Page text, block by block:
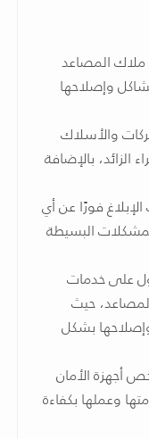
المصاعد
وإصلاحها
والأسلاك
الزائد، بالإضافة
فورًا عن أي
البسيطة
على خدمات
حيث
بشكل
أجهزة الأمان
وعملها بكفاءة